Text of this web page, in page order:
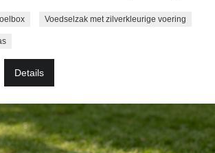
Voedselzak met zilverkleurige voering
Details